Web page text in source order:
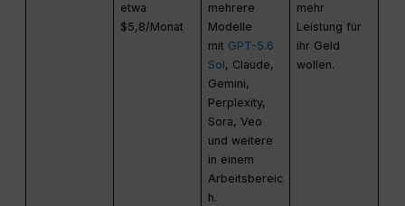
etwa
$5,8/Monat
mehrere
Modelle
mit GPT-5.6
Sol, Claude,
Gemini,
Perplexity,
Sora, Veo
und weitere
in einem
Arbeitsbereic
h.
mehr
Leistung für
ihr Geld
wollen.